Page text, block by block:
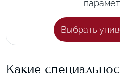
Выбрать
Какие